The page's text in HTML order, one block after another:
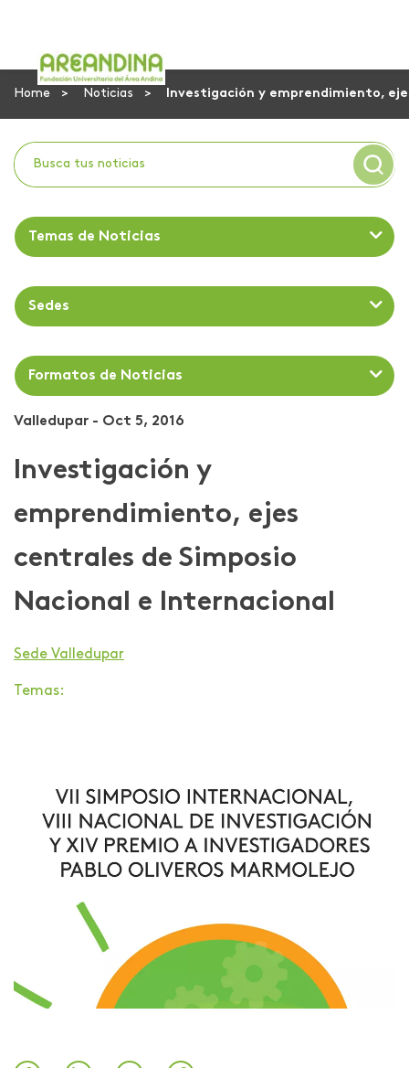
Home Noticias Investigación y emprendimiento,
Temas de Noticias
Sedes
Formatos de Noticias
Valledupar - Oct 5, 2016
Investigación y
emprendimiento, ejes
centrales de Simposio
Nacional e Internacional
Sede Valledupar
Temas: